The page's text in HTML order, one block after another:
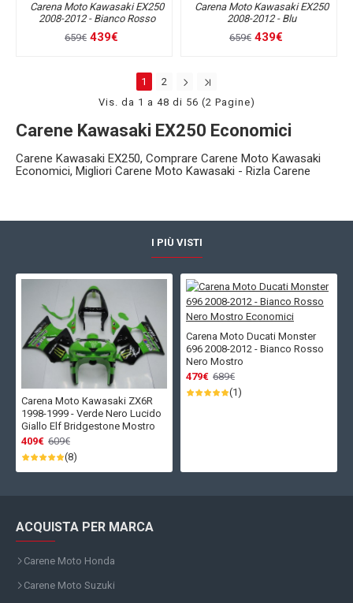
Carena Moto Kawasaki EX250
2008-2012 - Bianco Rosso
659€ 439€
Carena Moto Kawasaki EX250
2008-2012 - Blu
659€ 439€
1
2
Vis. da 1 a 48 di 56 (2 Pagine)
Carene Kawasaki EX250 Economici
Carene Kawasaki EX250, Comprare Carene Moto Kawasaki
Economici, Migliori Carene Moto Kawasaki - Rizla Carene
I PIÙ VISTI
Carena Moto Kawasaki ZX6R
1998-1999 - Verde Nero Lucido
Giallo Elf Bridgestone Mostro
409€ 609€
(8)
Carena Moto Ducati Monster
696 2008-2012 - Bianco Rosso
Nero Mostro
479€ 689€
(1)
ACQUISTA PER MARCA
Carene Moto Honda
Carene Moto Suzuki